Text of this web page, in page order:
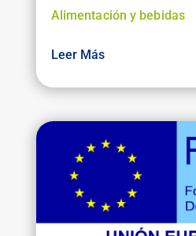
Alimentación y bebidas
Leer Más